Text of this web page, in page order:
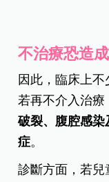
不治療恐造
因此，臨床上不
若再不介入治療
破裂、腹腔感
症。
診斷方面，若兒